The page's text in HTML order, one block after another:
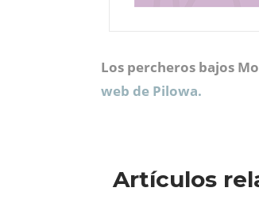
Los percheros bajos
web de Pilowa.
Artículos